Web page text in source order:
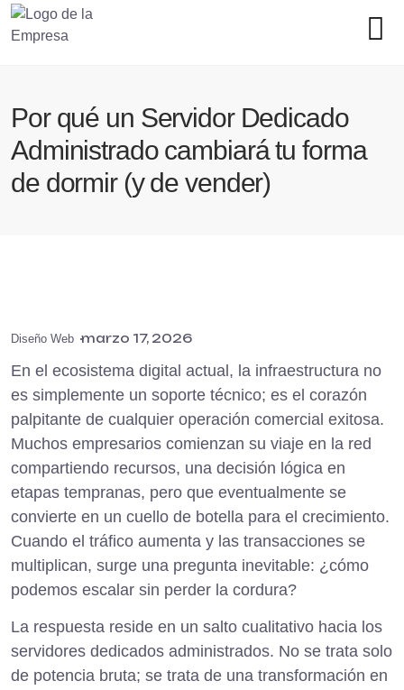
Por qué un Servidor Dedicado
Administrado cambiará tu forma
de dormir (y de vender)
Diseño Web marzo 17, 2026
En el ecosistema digital actual, la infraestructura no
es simplemente un soporte técnico; es el corazón
palpitante de cualquier operación comercial exitosa.
Muchos empresarios comienzan su viaje en la red
compartiendo recursos, una decisión lógica en
etapas tempranas, pero que eventualmente se
convierte en un cuello de botella para el crecimiento.
Cuando el tráfico aumenta y las transacciones se
multiplican, surge una pregunta inevitable: ¿cómo
podemos escalar sin perder la cordura?
La respuesta reside en un salto cualitativo hacia los
servidores dedicados administrados. No se trata solo
de potencia bruta; se trata de una transformación en